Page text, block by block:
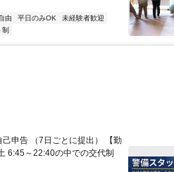
由 平日のみOK
未経験者歓迎
制
申告 （7日ごとに提出） 【勤
6:45～22:40の中での交代制